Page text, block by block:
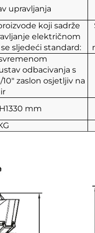
upravljanja
koji sadrže
električnom
sljedeći standard:
odbacivanja s
zaslon osjetljiv na
H1330 mm